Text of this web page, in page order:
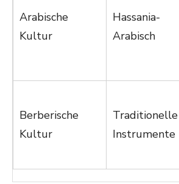
Arabische
Kultur
Hassania-
Arabisch
Berberische
Kultur
Traditionelle
Instrumente